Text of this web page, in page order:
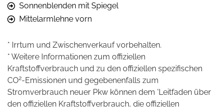
Sonnenblenden mit Spiegel
Mittelarmlehne vorn
* Irrtum und Zwischenverkauf vorbehalten.
* Weitere Informationen zum offiziellen
Kraftstoffverbrauch und zu den offiziellen spezifischen
CO2-Emissionen und gegebenenfalls zum
Stromverbrauch neuer Pkw können dem 'Leitfaden über
den offiziellen Kraftstoffverbrauch, die offiziellen